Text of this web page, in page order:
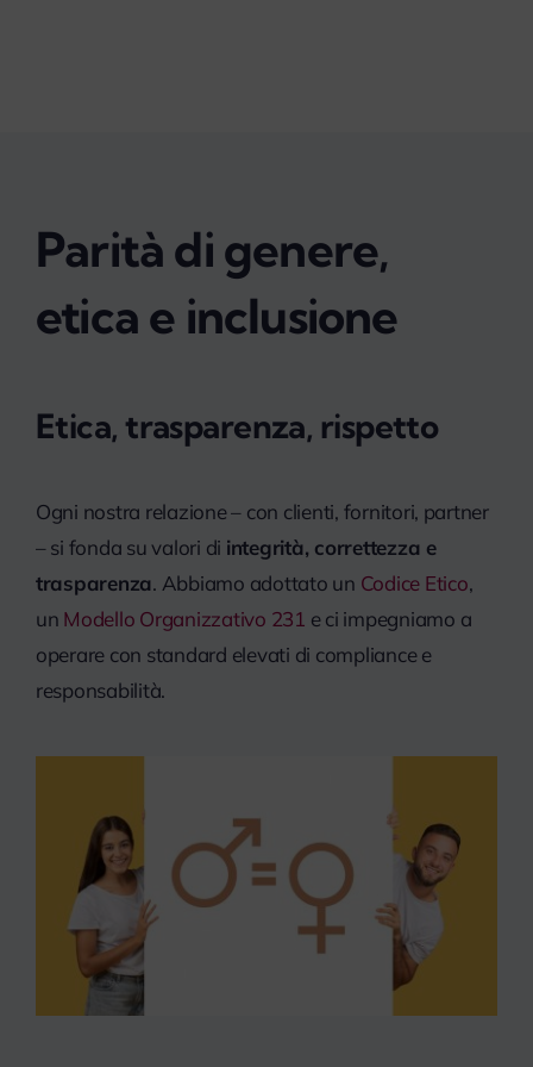
Parità di genere,
etica e inclusione
Etica, trasparenza, rispetto
Ogni nostra relazione – con clienti, fornitori, partner
– si fonda su valori di integrità, correttezza e
trasparenza. Abbiamo adottato un Codice Etico,
un Modello Organizzativo 231 e ci impegniamo a
operare con standard elevati di compliance e
responsabilità.